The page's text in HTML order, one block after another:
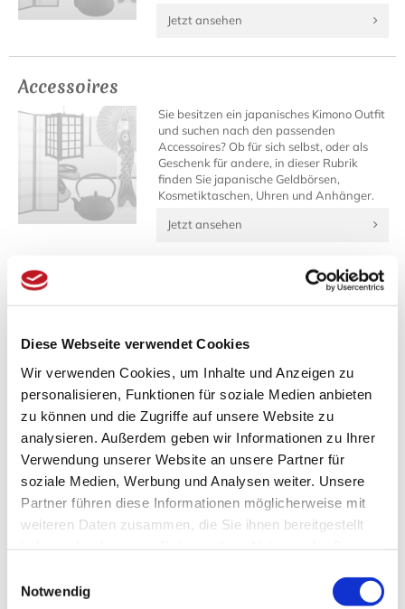
Diese Webseite verwendet Cookies
Wir verwenden Cookies, um Inhalte und Anzeigen zu
personalisieren, Funktionen für soziale Medien anbieten
zu können und die Zugriffe auf unsere Website zu
analysieren. Außerdem geben wir Informationen zu Ihrer
Verwendung unserer Website an unsere Partner für
soziale Medien, Werbung und Analysen weiter. Unsere
Partner führen diese Informationen möglicherweise mit
weiteren Daten zusammen, die Sie ihnen bereitgestellt
Notwendig
Jetzt ansehen
Accessoires
Sie besitzen ein japanisches Kimono Outfit
und suchen nach den passenden
Accessoires? Ob für sich selbst, oder als
Geschenk für andere, in dieser Rubrik
finden Sie japanische Geldbörsen,
Kosmetiktaschen, Uhren und Anhänger.
Jetzt ansehen
Fenner Fashion
Stadt, zum Einkaufen oder für den Strand.